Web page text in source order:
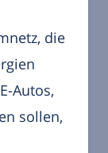
die
Autos,
sollen,